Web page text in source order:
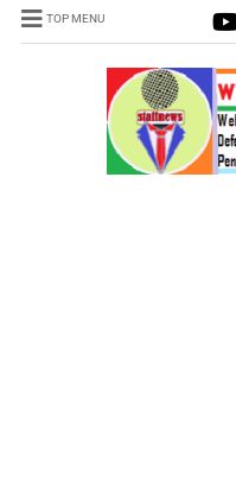
TOP MENU